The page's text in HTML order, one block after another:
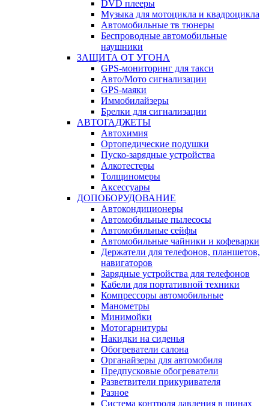
DVD плееры
Музыка для мотоцикла и квадроцикла
Автомобильные тв тюнеры
Беспроводные автомобильные
наушники
ЗАЩИТА ОТ УГОНА
GPS-мониторинг для такси
Авто/Мото сигнализации
GPS-маяки
Иммобилайзеры
Брелки для сигнализации
АВТОГАДЖЕТЫ
Автохимия
Ортопедические подушки
Пуско-зарядные устройства
Алкотестеры
Толщиномеры
Аксессуары
ДОПОБОРУДОВАНИЕ
Автокондиционеры
Автомобильные пылесосы
Автомобильные сейфы
Автомобильные чайники и кофеварки
Держатели для телефонов, планшетов,
навигаторов
Зарядные устройства для телефонов
Кабели для портативной техники
Компрессоры автомобильные
Манометры
Минимойки
Мотогарнитуры
Накидки на сиденья
Обогреватели салона
Органайзеры для автомобиля
Предпусковые обогреватели
Разветвители прикуривателя
Разное
Система контроля давления в шинах